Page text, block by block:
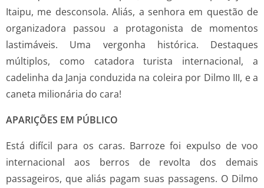
Itaipu, me desconsola. Aliás, a senhora em questão de
organizadora passou a protagonista de momentos
lastimáveis. Uma vergonha histórica. Destaques
múltiplos, como catadora turista internacional, a
cadelinha da Janja conduzida na coleira por Dilmo III, e a
caneta milionária do cara!
APARIÇÕES EM PÚBLICO
Está difícil para os caras. Barroze foi expulso de voo
internacional aos berros de revolta dos demais
passageiros, que aliás pagam suas passagens. O Dilmo